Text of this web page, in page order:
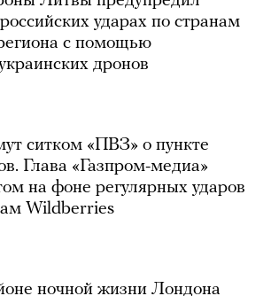
ударах по странам
с помощью
дронов
ситком «ПВЗ» о пункте
Глава «Газпром-медиа»
на фоне регулярных ударов
Wildberries
ночной жизни Лондона